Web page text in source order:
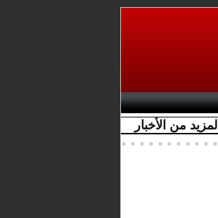
المزيد من الأخبار